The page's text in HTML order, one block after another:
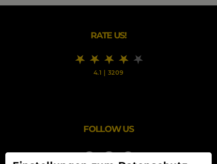
RATE US!
4.1 | 3209
FOLLOW US